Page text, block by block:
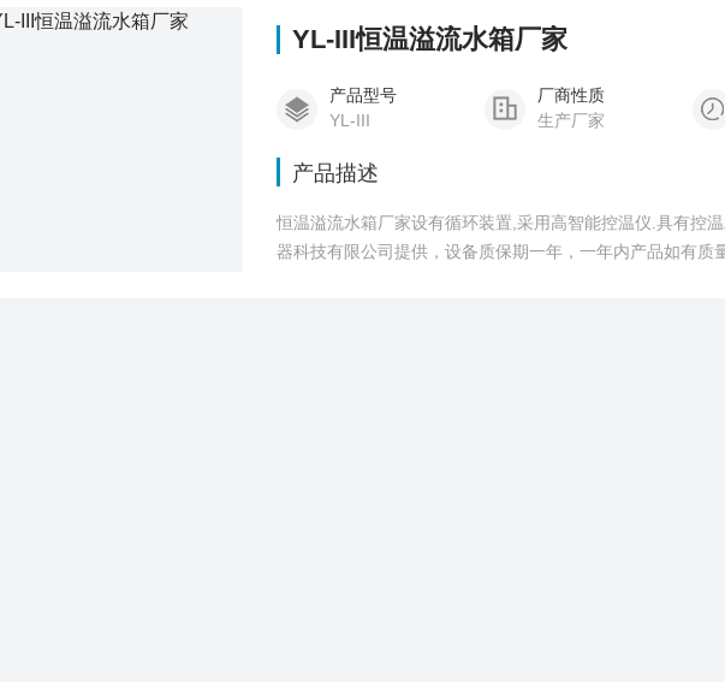
YL-III恒温溢流水箱厂家
产品型号
YL-III
厂商性质
生产厂家
产品描述
恒温溢流水箱厂家设有循环装置,采用高智能控温仪.具有控
器科技有限公司提供，设备质保期一年，一年内产品如有质